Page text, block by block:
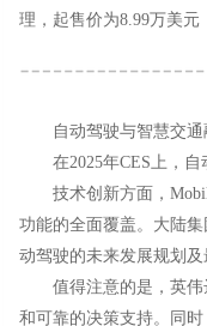
理，起售价为8.99万美
自动驾驶与智慧交通
在2025年CES上，自
技术创新方面，
功能的全面覆盖。大陆
动驾驶的未来发展规划
值得注意的是，英伟达
和可靠的决策支持。同